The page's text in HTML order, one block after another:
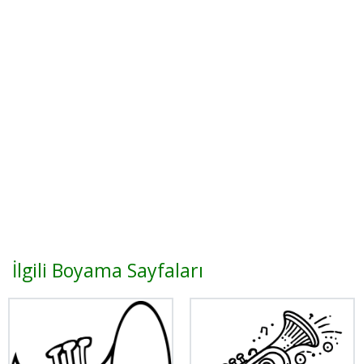
İlgili Boyama Sayfaları